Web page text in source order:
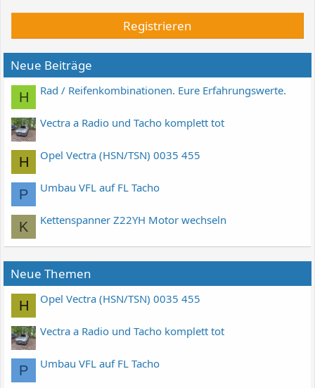
Registrieren
Neue Beiträge
H Rad / Reifenkombinationen. Eure Erfahrungswerte.
Vectra a Radio und Tacho komplett tot
H Opel Vectra (HSN/TSN) 0035 455
P Umbau VFL auf FL Tacho
K Kettenspanner Z22YH Motor wechseln
Neue Themen
H Opel Vectra (HSN/TSN) 0035 455
Vectra a Radio und Tacho komplett tot
P Umbau VFL auf FL Tacho